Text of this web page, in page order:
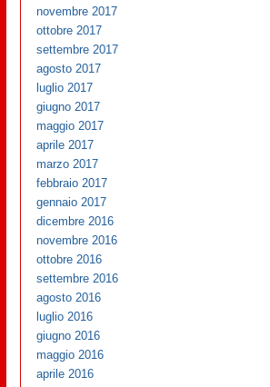
novembre 2017
ottobre 2017
settembre 2017
agosto 2017
luglio 2017
giugno 2017
maggio 2017
aprile 2017
marzo 2017
febbraio 2017
gennaio 2017
dicembre 2016
novembre 2016
ottobre 2016
settembre 2016
agosto 2016
luglio 2016
giugno 2016
maggio 2016
aprile 2016